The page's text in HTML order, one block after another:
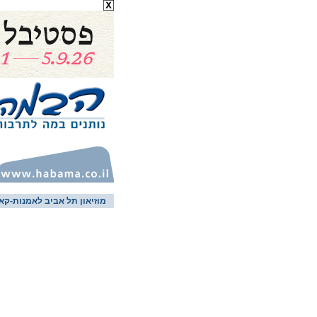
מוזיאון תל אביב לאמנות-